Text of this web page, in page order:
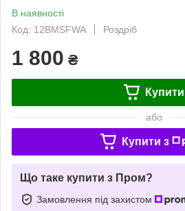
В наявності
Код: 12BMSFWA
Роздріб
1 800 ₴
Купити
або
Купити з
Що таке купити з Пром?
Замовлення під захистом